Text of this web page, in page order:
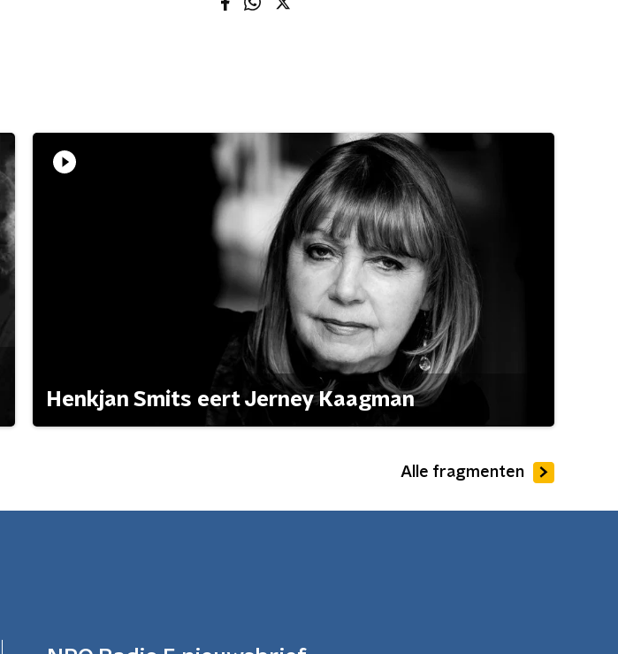
Henkjan Smits eert Jerney Kaagman
Alle fragmenten